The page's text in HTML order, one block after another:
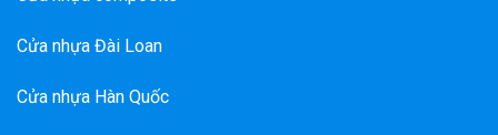
Cửa nhựa Đài Loan
Cửa nhựa Hàn Quốc